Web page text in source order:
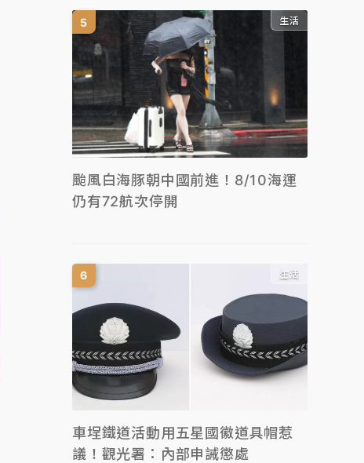
生活
颱風白海豚朝中國前進！8/10海運
仍有72航次停開
生活
車埕鐵道活動用五星國徽道具帽惹
議！觀光署：內部申誡懲處